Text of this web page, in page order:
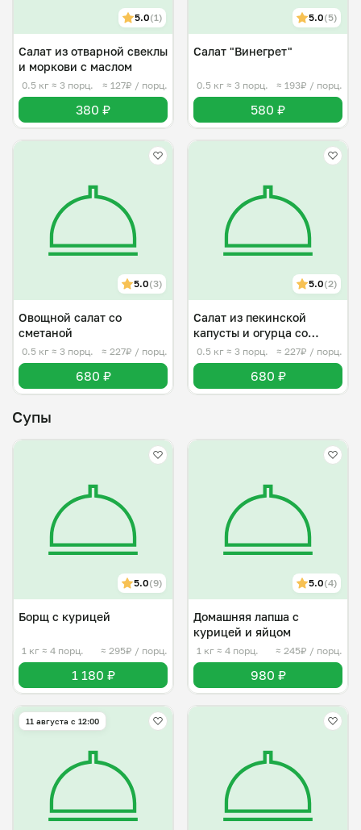
5.0(1)
Салат из отварной свеклы
и моркови с маслом
0.5 кг ≈ 3 порц. ≈ 127₽ / порц.
380 ₽
5.0(5)
Салат "Винегрет"
0.5 кг ≈ 3 порц. ≈ 193₽ / порц.
580 ₽
5.0(3)
Овощной салат со
сметаной
0.5 кг ≈ 3 порц. ≈ 227₽ / порц.
680 ₽
5.0(2)
Салат из пекинской
капусты и огурца со
сметаной
0.5 кг ≈ 3 порц. ≈ 227₽ / порц.
680 ₽
Супы
5.0(9)
Борщ с курицей
1 кг ≈ 4 порц. ≈ 295₽ / порц.
1 180 ₽
5.0(4)
Домашняя лапша с
курицей и яйцом
1 кг ≈ 4 порц. ≈ 245₽ / порц.
980 ₽
11 августа с 12:00